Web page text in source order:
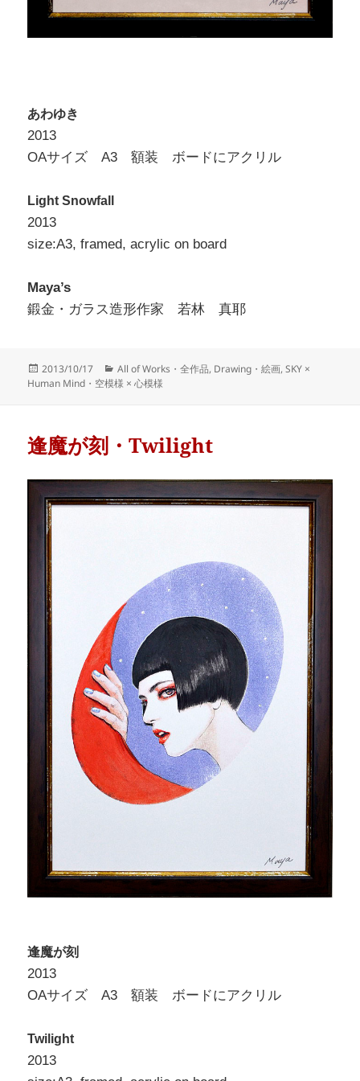
あわゆき
2013
OAサイズ A3 額装 ボードにアクリル
Light Snowfall
2013
size:A3, framed, acrylic on board
Maya’s
鍛金・ガラス造形作家 若林 真耶
Posted
on
2013/10/17 Categories
All of Works・全作品, Drawing・絵画,SKY ×
Human Mind・空模様 × 心模様
逢魔が刻・Twilight
逢魔が刻
2013
OAサイズ A3 額装 ボードにアクリル
Twilight
2013